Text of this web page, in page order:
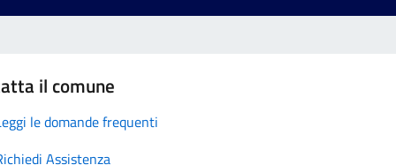
il comune
le domande frequenti
Assistenza